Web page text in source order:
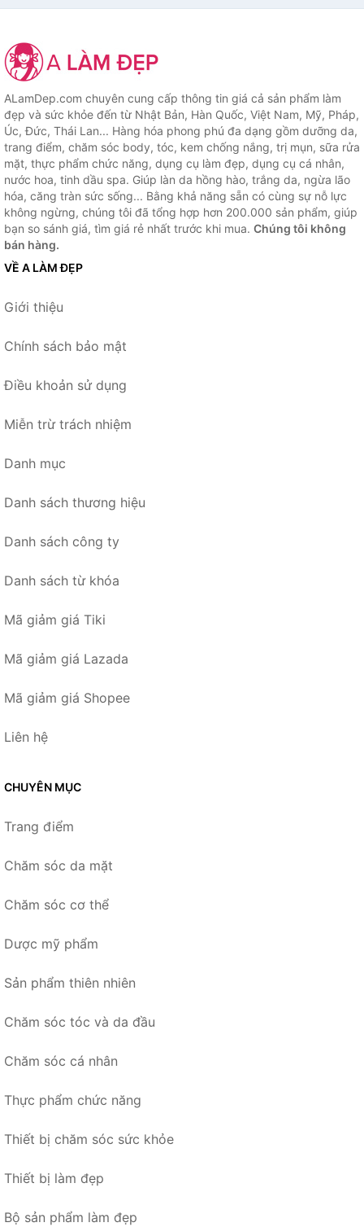
ALamDep.com chuyên cung cấp thông tin giá cả sản phẩm làm
đẹp và sức khỏe đến từ Nhật Bản, Hàn Quốc, Việt Nam, Mỹ, Pháp,
Úc, Đức, Thái Lan... Hàng hóa phong phú đa dạng gồm dưỡng da,
trang điểm, chăm sóc body, tóc, kem chống nắng, trị mụn, sữa rửa
mặt, thực phẩm chức năng, dụng cụ làm đẹp, dụng cụ cá nhân,
nước hoa, tinh dầu spa. Giúp làn da hồng hào, trắng da, ngừa lão
hóa, căng tràn sức sống... Bằng khả năng sẵn có cùng sự nỗ lực
không ngừng, chúng tôi đã tổng hợp hơn 200.000 sản phẩm, giúp
bạn so sánh giá, tìm giá rẻ nhất trước khi mua. Chúng tôi không
bán hàng.
VỀ A LÀM ĐẸP
Giới thiệu
Chính sách bảo mật
Điều khoản sử dụng
Miễn trừ trách nhiệm
Danh mục
Danh sách thương hiệu
Danh sách công ty
Danh sách từ khóa
Mã giảm giá Tiki
Mã giảm giá Lazada
Mã giảm giá Shopee
Liên hệ
CHUYÊN MỤC
Trang điểm
Chăm sóc da mặt
Chăm sóc cơ thể
Dược mỹ phẩm
Sản phẩm thiên nhiên
Chăm sóc tóc và da đầu
Chăm sóc cá nhân
Thực phẩm chức năng
Thiết bị chăm sóc sức khỏe
Thiết bị làm đẹp
Bộ sản phẩm làm đẹp